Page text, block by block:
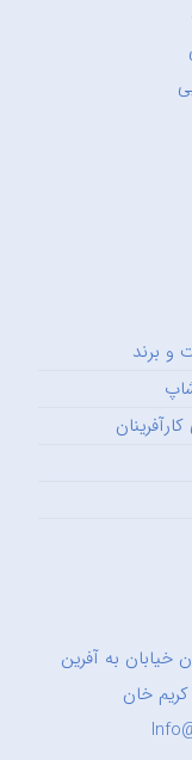
و برند
خیابان به آفرین